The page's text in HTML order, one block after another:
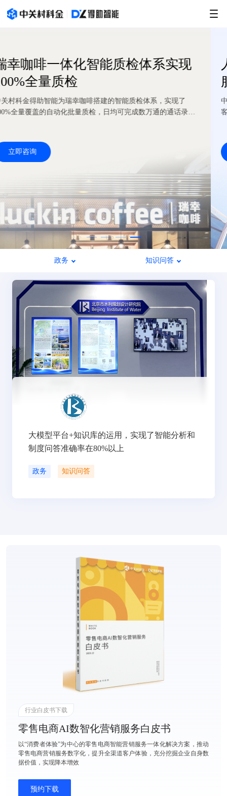
检体系实现
质检体系，实现了
完成数万通的通话录音
人机高效协同 全面
中关村科金得助智能，以智能质检系统
客户服务场景提供支撑实现客服语音智
政务 知识问答
大模型平台+知识库的运用，实现了智能分析和
制度问答准确率在80%以上
政务 知识问答
行业白皮书下载
零售电商AI数智化营销服务白皮书
以“消费者体验”为中心的零售电商智能营销服务一体化解决方案，推动
零售电商营销服务数字化，提升全渠道客户体验，充分挖掘企业自身数
据价值，实现降本增效
预约下载